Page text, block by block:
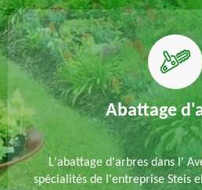
Abattage
L'abattage d'arbres dans l'
spécialités de l'entreprise Steis